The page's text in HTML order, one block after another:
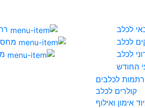
לכלב
לכלב
לכלב
החודש
רתמות לכלבים
קולרים לכלב
אימון ואילוף